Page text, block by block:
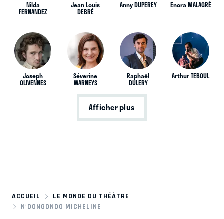
Nilda
FERNANDEZ
Jean Louis
DEBRÉ
Anny DUPEREY Enora MALAGRÉ
Joseph
OLIVENNES
Séverine
WARNEYS
Raphaël
DULERY
Arthur TEBOUL
Afficher plus
ACCUEIL
LE MONDE DU THÉÂTRE
N'DONGONDO MICHELINE